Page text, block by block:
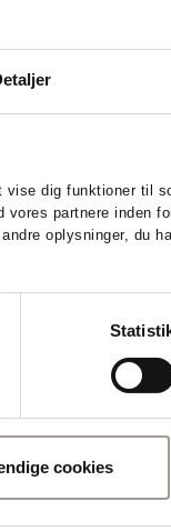
dig funktioner til
partnere inden
oplysninger, du
cookies
DERMA FACE
Læg i